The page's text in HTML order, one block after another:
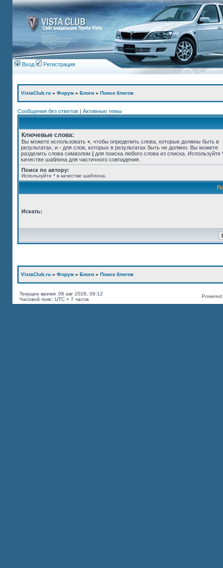
Вход Регистрация
VistaClub.ru » Форум » Блоги » Поиск блогов
Сообщения без ответов | Активные темы
Ключевые слова:
Вы можете использовать + , чтобы определить слова, которые должны быть в
результатах, и - для слов, которых в результатах быть не должно. Вы можете
разделить слова символом | для поиска любого слова из списка. Используйте
качестве шаблона для частичного совпадения.
Поиск по автору:
Используйте * в качестве шаблона.
Искать:
VistaClub.ru » Форум » Блоги » Поиск блогов
Текущее время: 08 авг 2026, 06:12
Часовой пояс: UTC + 7 часов